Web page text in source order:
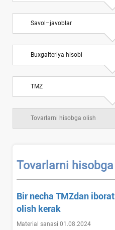
Savol–javoblar
Buхgalteriya hisobi
TMZ
Tovarlarni hisobga olish
Tovarlarni
Bir necha TMZdan
olish kerak
Material sanasi 01.08.2024